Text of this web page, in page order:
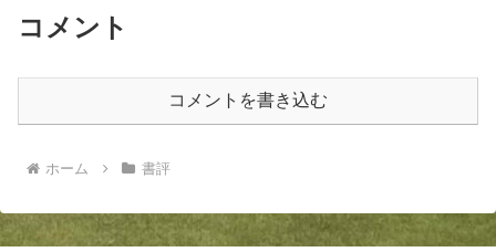
コメント
コメントを書き込む
ホーム 書評